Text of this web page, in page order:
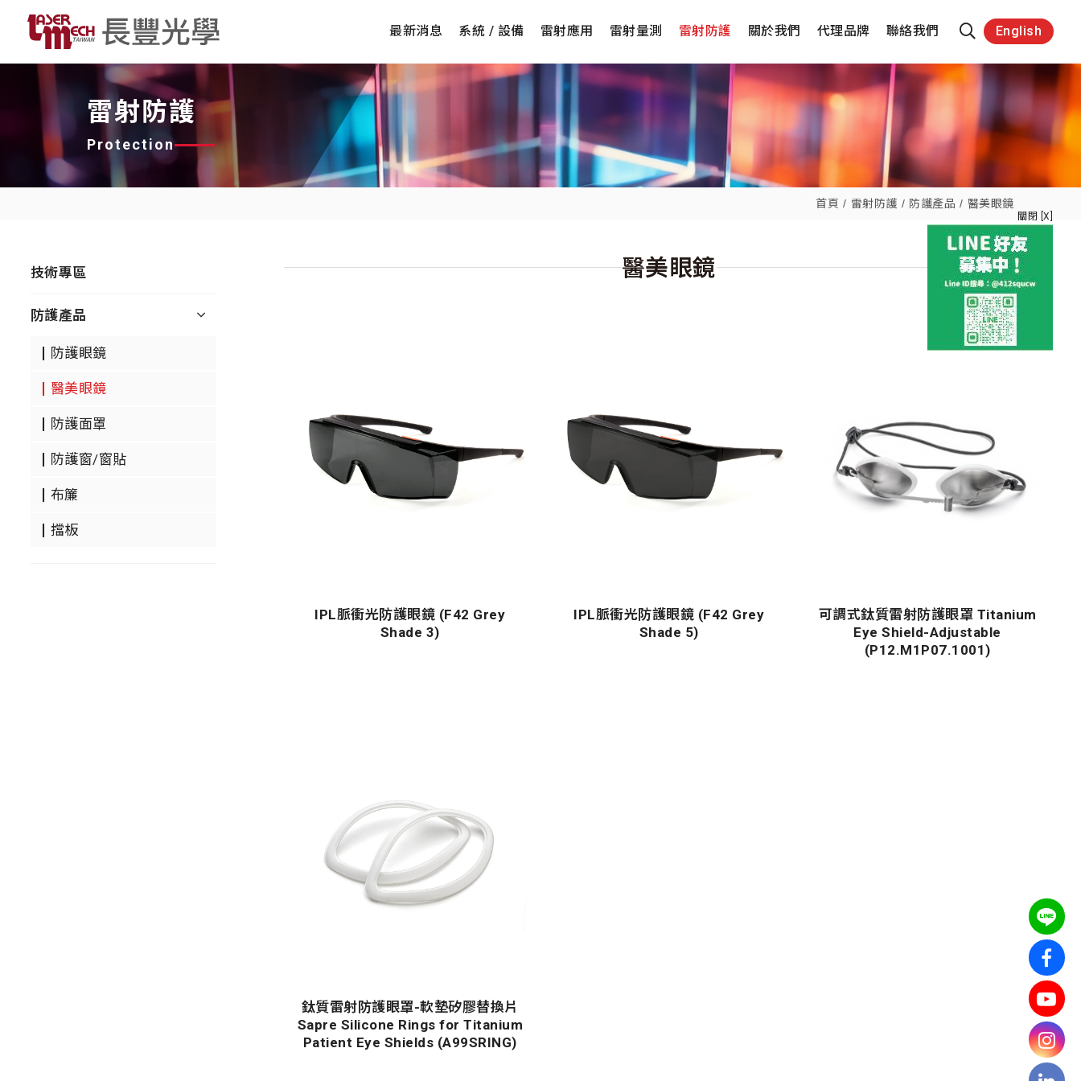
最新消息 系統 / 設備 雷射應用 雷射量測 雷射防護 關於我們 代理品牌 聯絡我們 English
雷射防護
Protection
首頁 雷射防護 防護產品 醫美眼鏡
技術專區
防護產品
防護眼鏡
醫美眼鏡
防護面罩
防護窗/窗貼
布簾
擋板
醫美眼鏡
IPL脈衝光防護眼鏡 (F42 Grey
Shade 3)
IPL脈衝光防護眼鏡 (F42 Grey
Shade 5)
可調式鈦質雷射防護眼罩 Titanium
Eye Shield-Adjustable
(P12.M1P07.1001)
鈦質雷射防護眼罩-軟墊矽膠替換片
Sapre Silicone Rings for Titanium
Patient Eye Shields (A99SRING)
關閉 [X]